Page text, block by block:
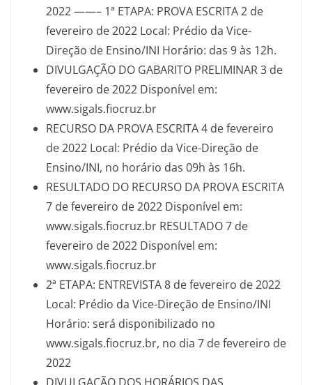
2022 ——– 1ª ETAPA: PROVA ESCRITA 2 de
fevereiro de 2022 Local: Prédio da Vice-
Direção de Ensino/INI Horário: das 9 às 12h.
DIVULGAÇÃO DO GABARITO PRELIMINAR 3 de
fevereiro de 2022 Disponível em:
www.sigals.fiocruz.br
RECURSO DA PROVA ESCRITA 4 de fevereiro
de 2022 Local: Prédio da Vice-Direção de
Ensino/INI, no horário das 09h às 16h.
RESULTADO DO RECURSO DA PROVA ESCRITA
7 de fevereiro de 2022 Disponível em:
www.sigals.fiocruz.br RESULTADO 7 de
fevereiro de 2022 Disponível em:
www.sigals.fiocruz.br
2ª ETAPA: ENTREVISTA 8 de fevereiro de 2022
Local: Prédio da Vice-Direção de Ensino/INI
Horário: será disponibilizado no
www.sigals.fiocruz.br, no dia 7 de fevereiro de
2022